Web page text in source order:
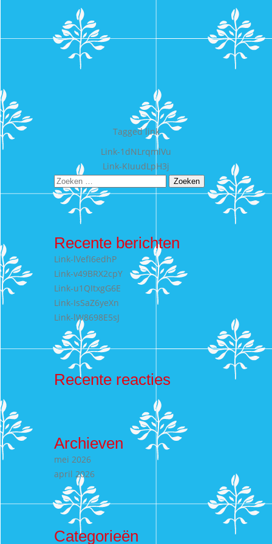
Taggedlink
Bericht
navigatie
Link-1dNLrqmlVu
Link-KIuudLpH3j
Zoeken
naar:
Recente berichten
Link-lVefI6edhP
Link-v49BRX2cpY
Link-u1QItxgG6E
Link-IsSaZ6yeXn
Link-lW8698E5sJ
Recente reacties
Archieven
mei 2026
april 2026
Categorieën